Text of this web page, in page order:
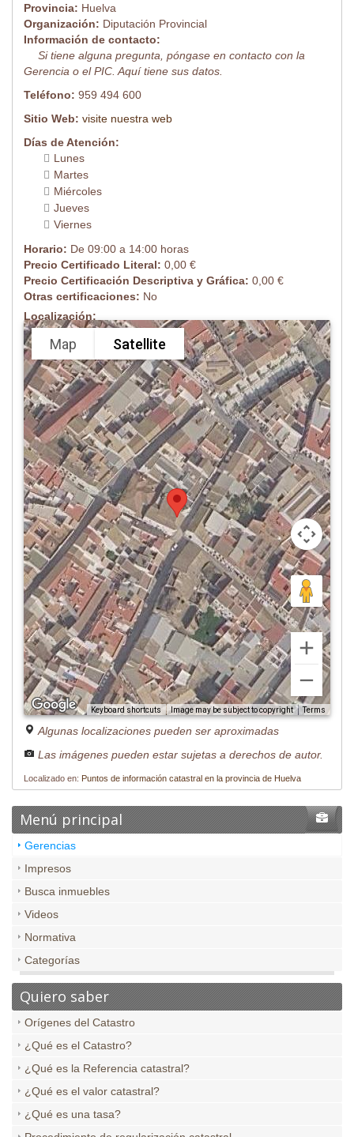
Provincia: Huelva
Organización: Diputación Provincial
Información de contacto:
Si tiene alguna pregunta, póngase en contacto con la
Gerencia o el PIC. Aquí tiene sus datos.
Teléfono: 959 494 600
Sitio Web: visite nuestra web
Días de Atención:
Lunes
Martes
Miércoles
Jueves
Viernes
Horario: De 09:00 a 14:00 horas
Precio Certificado Literal: 0,00 €
Precio Certificación Descriptiva y Gráfica: 0,00 €
Otras certificaciones: No
Localización:
Map Satellite
Keyboard shortcuts Image may be subject to copyright Terms
Algunas localizaciones pueden ser aproximadas
Las imágenes pueden estar sujetas a derechos de autor.
Localizado en: Puntos de información catastral en la provincia de Huelva
Menú principal
Gerencias
Impresos
Busca inmuebles
Videos
Normativa
Categorías
Quiero saber
Orígenes del Catastro
¿Qué es el Catastro?
¿Qué es la Referencia catastral?
¿Qué es el valor catastral?
¿Qué es una tasa?